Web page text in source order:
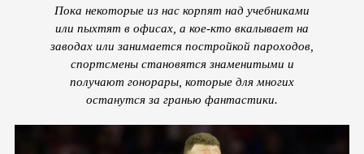
Пока некоторые из нас корпят над учебниками
или пыхтят в офисах, а кое-кто вкалывает на
заводах или занимается постройкой пароходов,
спортсмены становятся знаменитыми и
получают гонорары, которые для многих
останутся за гранью фантастики.